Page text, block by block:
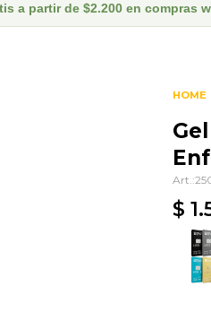
a partir de $2.200 en compras
HOME
$